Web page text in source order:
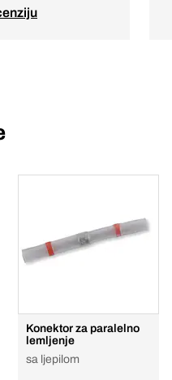
Konektor za paralelno
lemljenje
sa ljepilom